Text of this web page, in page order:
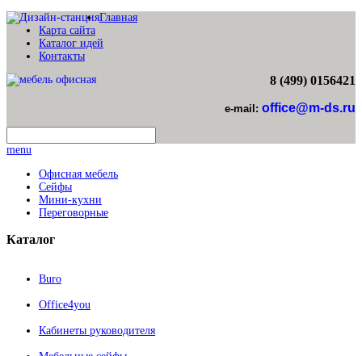
Главная
Карта сайта
Каталог идей
Контакты
8 (499) 0156421
e-mail: office@m-ds.ru
menu
Офисная мебель
Сейфы
Мини-кухни
Переговорные
Каталог
Buro
Office4you
Кабинеты руководителя